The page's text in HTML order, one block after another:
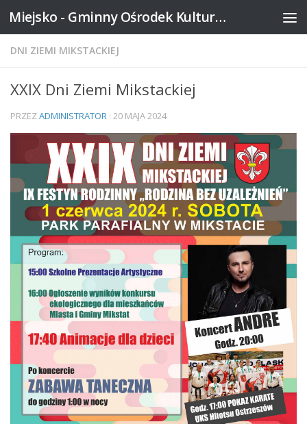
Skip to content Miejsko - Gminny Ośrodek Kultury w Mikstacie
DNI ZIEMI MIKSTACKIEJ
XXIX Dni Ziemi Mikstackiej
PRZEZADMINISTRATOR · 20 MAJA 2024